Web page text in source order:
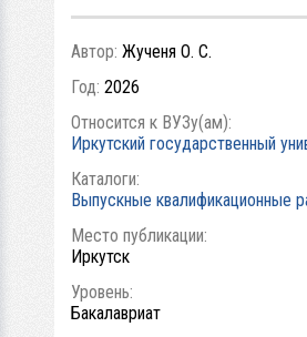
Автор: Жученя О. С.
Год: 2026
Относится к ВУЗу(ам):
Иркутский государственный
Каталоги:
Выпускные квалификационные
Место публикации:
Иркутск
Уровень:
Бакалавриат